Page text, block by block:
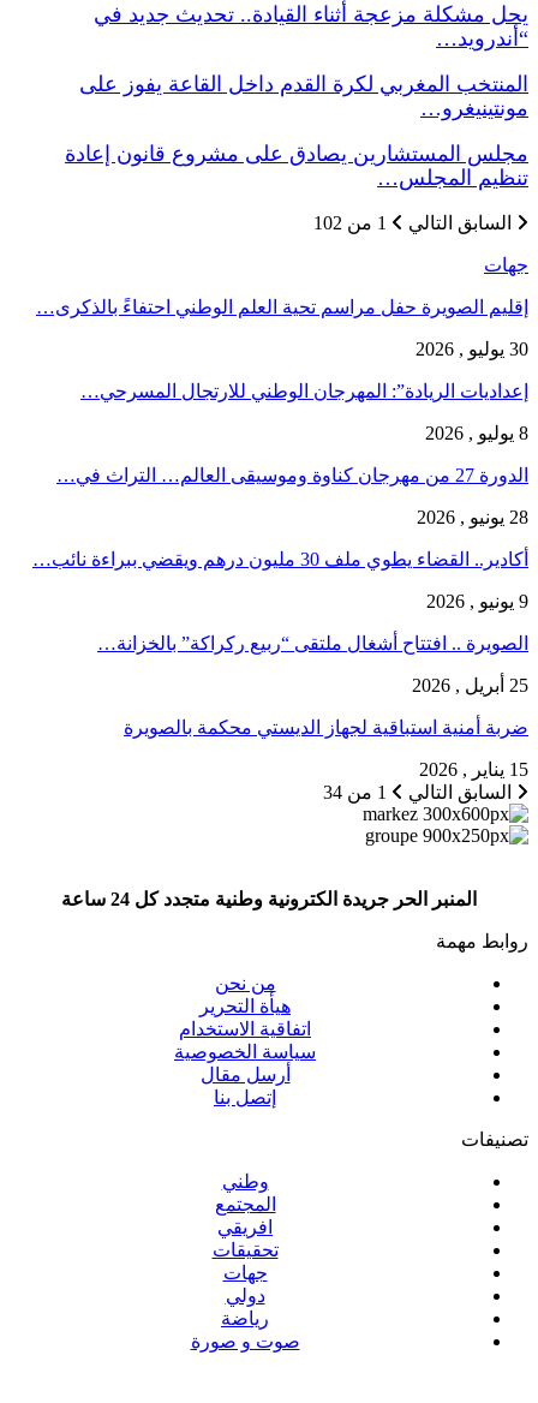
يحل مشكلة مزعجة أثناء القيادة.. تحديث جديد في
“أندرويد…
المنتخب المغربي لكرة القدم داخل القاعة يفوز على
مونتينيغرو…
مجلس المستشارين يصادق على مشروع قانون إعادة
تنظيم المجلس…
السابق التالي 1 من 102
جهات
إقليم الصويرة حفل مراسم تحية العلم الوطني احتفاءً بالذكرى…
30 يوليو , 2026
إعداديات الريادة”: المهرجان الوطني للارتجال المسرحي…
8 يوليو , 2026
الدورة 27 من مهرجان كناوة وموسيقى العالم… التراث في…
28 يونيو , 2026
أكادير.. القضاء يطوي ملف 30 مليون درهم ويقضي ببراءة نائب…
9 يونيو , 2026
الصويرة .. افتتاح أشغال ملتقى “ربيع ركراكة” بالخزانة…
25 أبريل , 2026
ضربة أمنية استباقية لجهاز الديستي محكمة بالصويرة
15 يناير , 2026
السابق التالي 1 من 34
المنبر الحر جريدة الكترونية وطنية متجدد كل 24 ساعة
روابط مهمة
من نحن
هيأة التحرير
اتفاقية الاستخدام
سياسة الخصوصية
أرسل مقال
إتصل بنا
تصنيفات
وطني
المجتمع
افريقي
تحقيقات
جهات
دولي
رياضة
صوت و صورة